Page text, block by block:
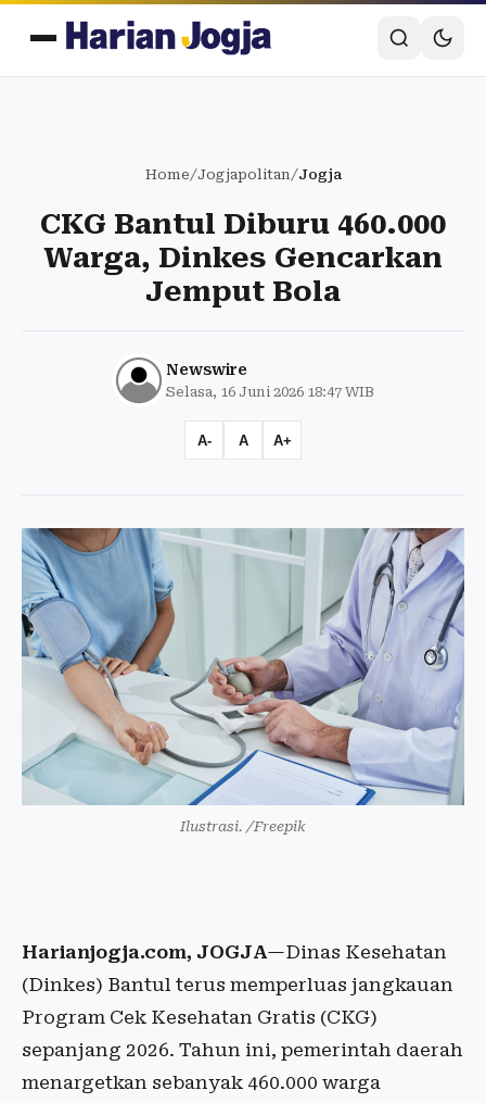
Home/Jogjapolitan/Jogja
CKG Bantul Diburu 460.000
Warga, Dinkes Gencarkan
Jemput Bola
Newswire
Selasa, 16 Juni 2026 18:47 WIB
A- A A+
Ilustrasi. /Freepik
Harianjogja.com, JOGJA—Dinas Kesehatan
(Dinkes) Bantul terus memperluas jangkauan
Program Cek Kesehatan Gratis (CKG)
sepanjang 2026. Tahun ini, pemerintah daerah
menargetkan sebanyak 460.000 warga